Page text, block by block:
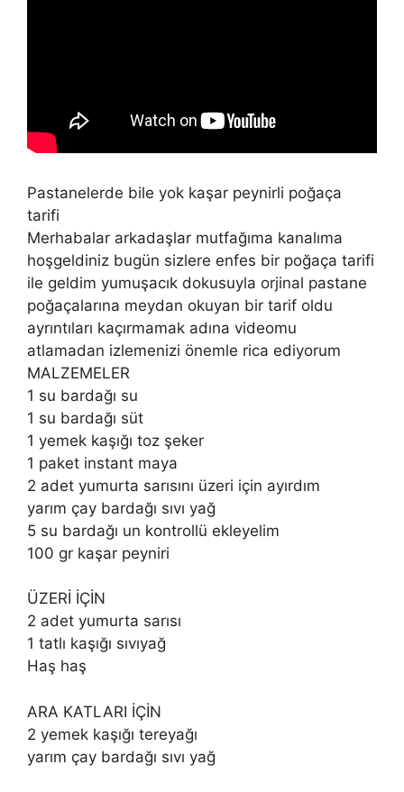
Pastanelerde bile yok kaşar peynirli poğaça
tarifi
Merhabalar arkadaşlar mutfağıma kanalıma
hoşgeldiniz bugün sizlere enfes bir poğaça tarifi
ile geldim yumuşacık dokusuyla orjinal pastane
poğaçalarına meydan okuyan bir tarif oldu
ayrıntıları kaçırmamak adına videomu
atlamadan izlemenizi önemle rica ediyorum
MALZEMELER
1 su bardağı su
1 su bardağı süt
1 yemek kaşığı toz şeker
1 paket instant maya
2 adet yumurta sarısını üzeri için ayırdım
yarım çay bardağı sıvı yağ
5 su bardağı un kontrollü ekleyelim
100 gr kaşar peyniri
ÜZERİ İÇİN
2 adet yumurta sarısı
1 tatlı kaşığı sıvıyağ
Haş haş
ARA KATLARI İÇİN
2 yemek kaşığı tereyağı
yarım çay bardağı sıvı yağ